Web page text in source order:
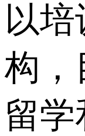
以
构，
留学